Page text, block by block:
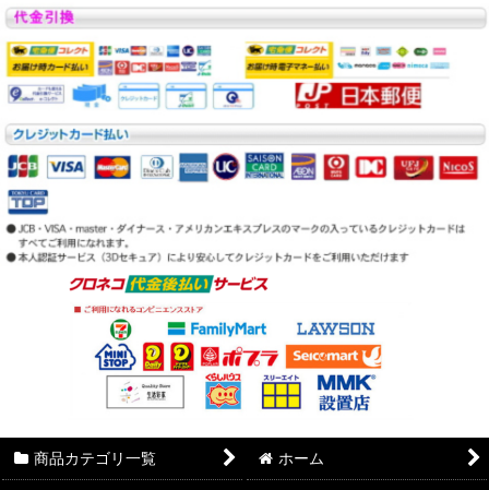
商品カテゴリ一覧 ホーム